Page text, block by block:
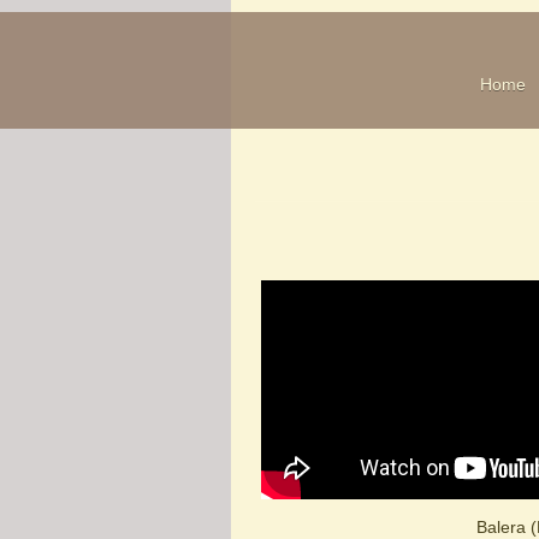
Home
Balera